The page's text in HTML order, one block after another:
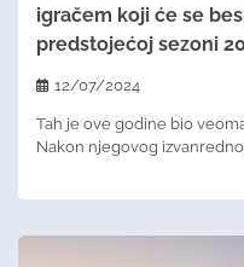
igračem koji će se
predstojećoj sezoni
12/07/2024
Tah je ove godine bio
Nakon njegovog